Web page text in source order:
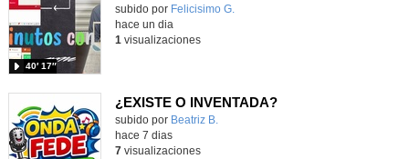
Contenido educativo.
subido por Felicisimo G.
40′ 17″
hace un dia
1 visualizaciones
¿EXISTE O INVENTADA?
Contenido educativo.
subido por Beatriz B.
hace 7 dias
7visualizaciones